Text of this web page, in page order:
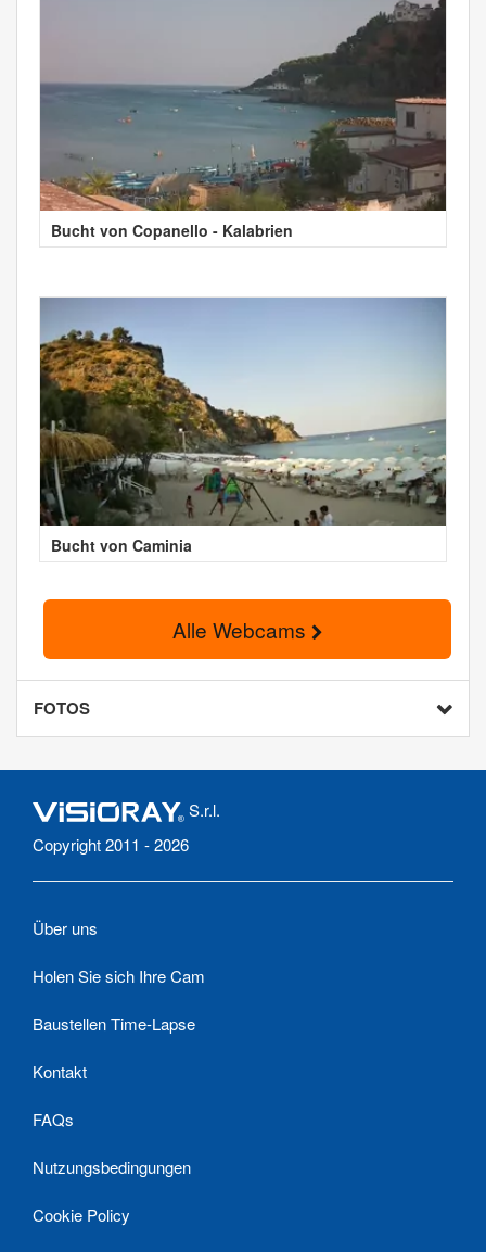
Bucht von Copanello - Kalabrien
Bucht von Caminia
Alle Webcams
FOTOS
S.r.l.
Copyright 2011 - 2026
Über uns
Holen Sie sich Ihre Cam
Baustellen Time-Lapse
Kontakt
FAQs
Nutzungsbedingungen
Cookie Policy